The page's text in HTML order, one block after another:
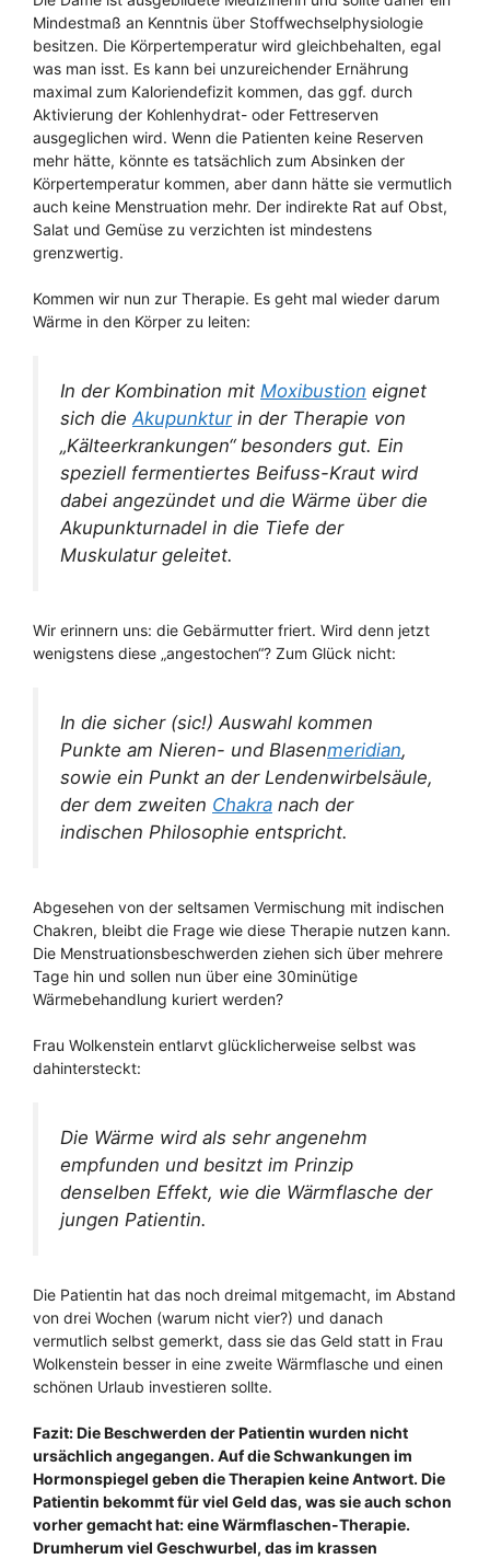
Mindestmaß an Kenntnis über Stoffwechselphysiologie
besitzen. Die Körpertemperatur wird gleichbehalten, egal
was man isst. Es kann bei unzureichender Ernährung
maximal zum Kaloriendefizit kommen, das ggf. durch
Aktivierung der Kohlenhydrat- oder Fettreserven
ausgeglichen wird. Wenn die Patienten keine Reserven
mehr hätte, könnte es tatsächlich zum Absinken der
Körpertemperatur kommen, aber dann hätte sie vermutlich
auch keine Menstruation mehr. Der indirekte Rat auf Obst,
Salat und Gemüse zu verzichten ist mindestens
grenzwertig.
Kommen wir nun zur Therapie. Es geht mal wieder darum
Wärme in den Körper zu leiten:
In der Kombination mit Moxibustion eignet
sich die Akupunkturin der Therapie von
„Kälteerkrankungen“ besonders gut. Ein
speziell fermentiertes Beifuss-Kraut wird
dabei angezündet und die Wärme über die
Akupunkturnadel in die Tiefe der
Muskulatur geleitet.
Wir erinnern uns: die Gebärmutter friert. Wird denn jetzt
wenigstens diese „angestochen“? Zum Glück nicht:
In die sicher (sic!) Auswahl kommen
Punkte am Nieren- und Blasenmeridian,
sowie ein Punkt an der Lendenwirbelsäule,
der dem zweiten Chakra nach der
indischen Philosophie entspricht.
Abgesehen von der seltsamen Vermischung mit indischen
Chakren, bleibt die Frage wie diese Therapie nutzen kann.
Die Menstruationsbeschwerden ziehen sich über mehrere
Tage hin und sollen nun über eine 30minütige
Wärmebehandlung kuriert werden?
Frau Wolkenstein entlarvt glücklicherweise selbst was
dahintersteckt:
Die Wärme wird als sehr angenehm
empfunden und besitzt im Prinzip
denselben Effekt, wie die Wärmflasche der
jungen Patientin.
Die Patientin hat das noch dreimal mitgemacht, im Abstand
von drei Wochen (warum nicht vier?) und danach
vermutlich selbst gemerkt, dass sie das Geld statt in Frau
Wolkenstein besser in eine zweite Wärmflasche und einen
schönen Urlaub investieren sollte.
Fazit: Die Beschwerden der Patientin wurden nicht
ursächlich angegangen. Auf die Schwankungen im
Hormonspiegel geben die Therapien keine Antwort. Die
Patientin bekommt für viel Geld das, was sie auch schon
vorher gemacht hat: eine Wärmflaschen-Therapie.
Drumherum viel Geschwurbel, das im krassen